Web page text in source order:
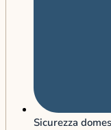
Sicurezza